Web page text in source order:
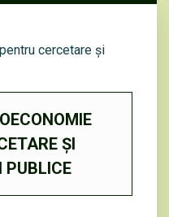
cercetare și
ȘI
PUBLICE